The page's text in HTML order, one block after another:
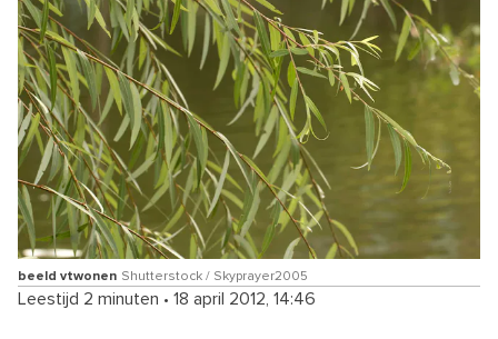
beeld vtwonen Shutterstock / Skyprayer2005
Leestijd 2 minuten • 18 april 2012, 14:46